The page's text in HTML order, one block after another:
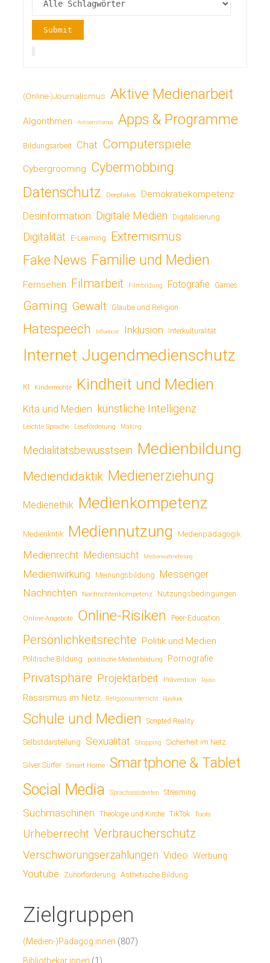
(Online-)Journalismus Aktive Medienarbeit
Algorithmen Antisemitismus Apps & Programme
Bildungsarbeit Chat Computerspiele
Cybergrooming Cybermobbing
Datenschutz Deepfakes Demokratiekompetenz
Desinformation Digitale Medien Digitalisierung
Digitalität E-Learning Extremismus
Fake News Familie und Medien
Fernsehen Filmarbeit Filmbildung Fotografie Games
Gaming Gewalt Glaube und Religion
Hatespeech Influencer Inklusion Interkulturalität
Internet Jugendmedienschutz
KI Kinderrechte Kindheit und Medien
Kita und Medien künstliche Intelligenz
Leichte Sprache Leseförderung Making
Medialitätsbewusstsein Medienbildung
Mediendidaktik Medienerziehung
Medienethik Medienkompetenz
Medienkritik Mediennutzung Medienpädagogik
Medienrecht Mediensucht Medienwahrnehmung
Medienwirkung Meinungsbildung Messenger
Nachrichten Nachrichtenkompetenz Nutzungsbedingungen
Online-Angebote Online-Risiken Peer-Education
Persönlichkeitsrechte Politik und Medien
Politische Bildung politische Medienbildung Pornografie
Privatsphäre Projektarbeit Prävention Radio
Rassismus im Netz Religionsunterricht Rundfunk
Schule und Medien Scripted Reality
Selbstdarstellung Sexualität Shopping Sicherheit im Netz
Silver Surfer Smart Home Smartphone & Tablet
Social Media Sprachassistenten Streaming
Suchmaschinen Theologie und Kirche TikTok Tools
Urheberrecht Verbraucherschutz
Verschwörungserzählungen Video Werbung
Youtube Zuhörförderung Ästhetische Bildung
Zielgruppen
(Medien-)Pädagog:innen (807)
Bibliothekar:innen (1)